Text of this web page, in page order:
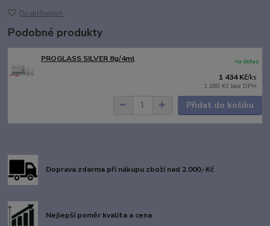
Do oblíbených
Podobné produkty
PROGLASS SILVER 8g/4ml
1 434 Kč/ks
1 280 Kč bez DPH
na dotaz
Přidat do košíku
Doprava zdarma při nákupu zboží nad 2.000,-Kč
Nejlepší poměr kvalita a cena